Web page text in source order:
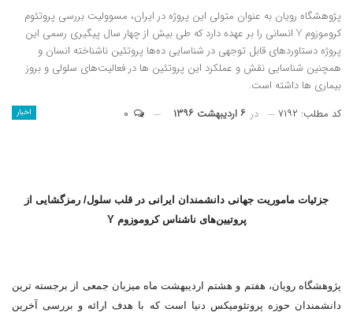
پژوهشگاه رویان به عنوان متولی این پروژه در ایران، مسوولیت بررسی پروتئوم
کروموزوم Y انسانی را بر عهده دارد که طی بیش از چهار سال پیگیری رسمی این
پروژه دستاوردهای قابل توجهی در شناسایی ده‌ها پروتئین ناشناخته انسان و
همچنین شناسایی نقش و عملکرد این پروتئین ها در فعالیت‌های سلولی و بروز
بیماری ها داشته است.
اخبار کد مطلب: ۷۱۹۲ در ۶ اردیبهشت ۱۳۹۶
جزئیات ماموریت جهانی دانشمندان ایرانی در قلب سلول‌/ رمزگشایی از
پروتیین‌های ناشناس کروموزوم Y
پژوهشگاه رویان، هفتم و هشتم اردیبهشت ماه میزبان جمعی از برجسته ترین
دانشمندان حوزه پروتئومیکس دنیا است که با هدف ارائه و بررسی آخرین